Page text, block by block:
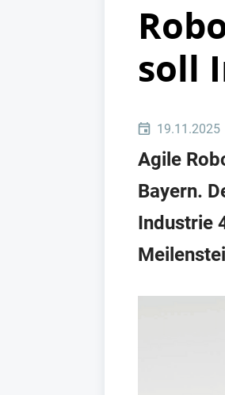
soll
19.11.2025
Agile
Bayern.
Industrie